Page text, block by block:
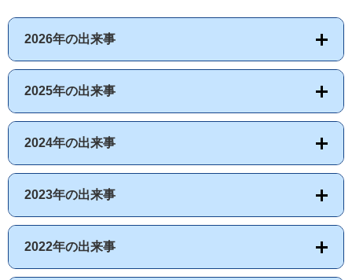
2026年の出来事
2025年の出来事
2024年の出来事
2023年の出来事
2022年の出来事